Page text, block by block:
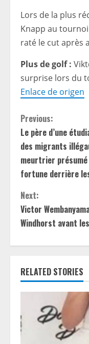
Lors de la plus
Knapp au
raté le cut après
Plus de golf :
surprise lors du
Enlace de origen
C
o
n
t
i
n
u
e
R
e
a
Previous:
Le père d’une
des migrants
meurtrier
fortune derrière
Next:
Victor
Windhorst avant
RELATED STORIES